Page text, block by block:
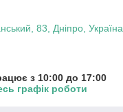
83, Дніпро, Україна
з 10:00 до 17:00
графік роботи